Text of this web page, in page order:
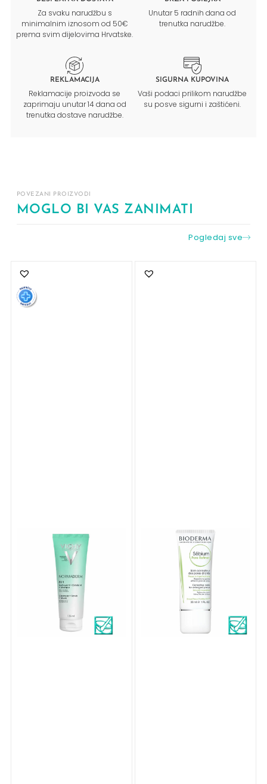
Za svaku narudžbu s
minimalnim iznosom od 50€
prema svim dijelovima Hrvatske.
Unutar 5 radnih dana od
trenutka narudžbe.
REKLAMACIJA
Reklamacije proizvoda se
zaprimaju unutar 14 dana od
trenutka dostave narudžbe.
SIGURNA KUPOVINA
Vaši podaci prilikom narudžbe
su posve sigurni i zaštićeni.
POVEZANI PROIZVODI
MOGLO BI VAS ZANIMATI
Pogledaj sve